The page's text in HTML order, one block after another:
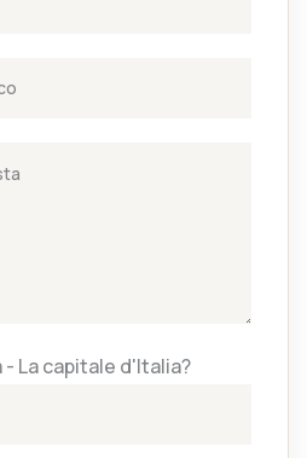
La capitale d'Italia?